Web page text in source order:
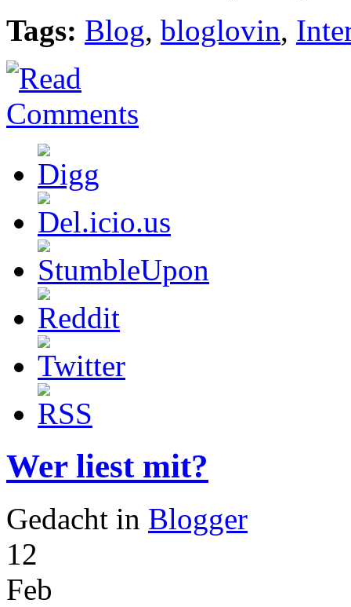
Tags: Blog, bloglovin,
Wer liest mit?
Gedacht in Blogger
12
Feb